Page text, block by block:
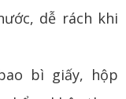
dễ rách khi
bì giấy, hộp